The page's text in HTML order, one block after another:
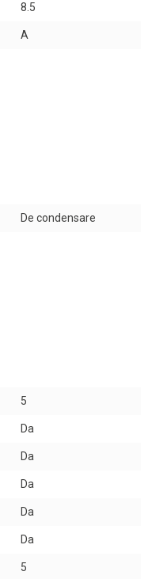
8.5
A
De condensare
5
Da
Da
Da
Da
Da
5